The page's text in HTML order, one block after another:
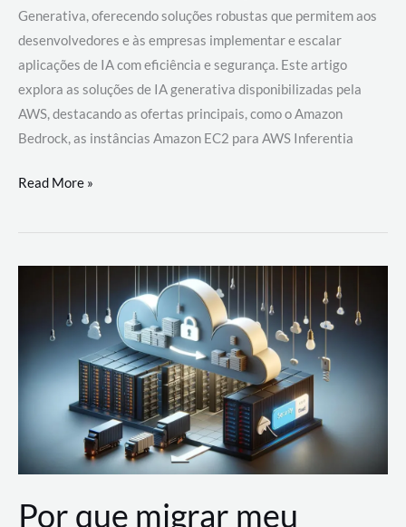
Generativa, oferecendo soluções robustas que permitem aos
desenvolvedores e às empresas implementar e escalar
aplicações de IA com eficiência e segurança. Este artigo
explora as soluções de IA generativa disponibilizadas pela
AWS, destacando as ofertas principais, como o Amazon
Bedrock, as instâncias Amazon EC2 para AWS Inferentia
Utilizando
Soluções
AWS
Read More »
Por que migrar meu